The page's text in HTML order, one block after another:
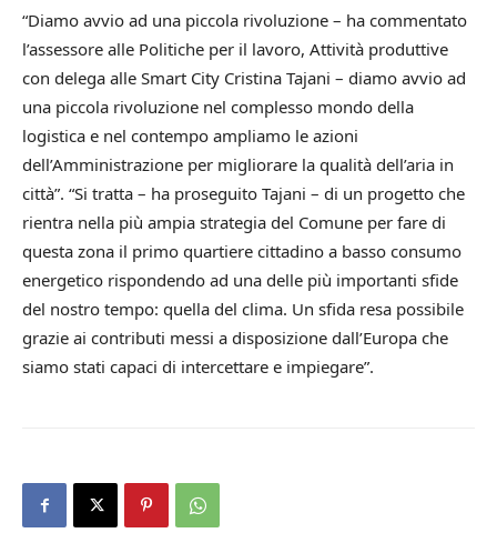
“Diamo avvio ad una piccola rivoluzione – ha commentato
l’assessore alle Politiche per il lavoro, Attività produttive
con delega alle Smart City Cristina Tajani – diamo avvio ad
una piccola rivoluzione nel complesso mondo della
logistica e nel contempo ampliamo le azioni
dell’Amministrazione per migliorare la qualità dell’aria in
città”. “Si tratta – ha proseguito Tajani – di un progetto che
rientra nella più ampia strategia del Comune per fare di
questa zona il primo quartiere cittadino a basso consumo
energetico rispondendo ad una delle più importanti sfide
del nostro tempo: quella del clima. Un sfida resa possibile
grazie ai contributi messi a disposizione dall’Europa che
siamo stati capaci di intercettare e impiegare”.